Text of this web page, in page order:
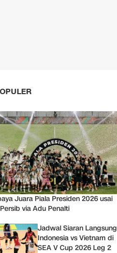
Juara Piala Presiden 2026 usai
via Adu Penalti
Jadwal Siaran Langsung
Indonesia vs Vietnam di
SEA V Cup 2026 Leg 2